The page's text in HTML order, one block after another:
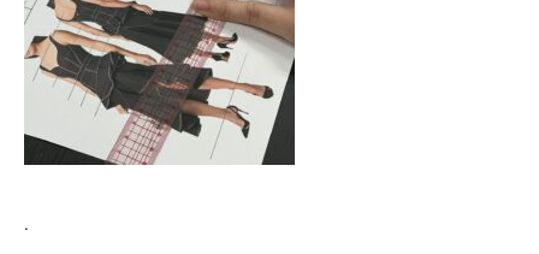
.